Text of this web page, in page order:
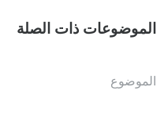
الموضوعات ذات الصلة
الموضوع